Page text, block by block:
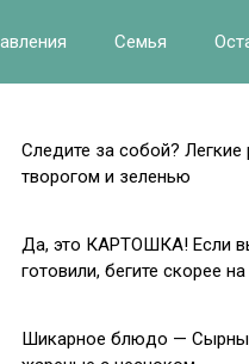
Семья
Следите за собой? Легкие
творогом и зеленью
Да, это КАРТОШКА! Если
готовили, бегите скорее
Шикарное блюдо —